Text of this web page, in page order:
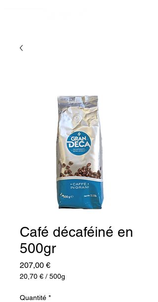
Café décaféiné en
500gr
207,00 €Prix
20,70 € / 500g
pour
Quantité *